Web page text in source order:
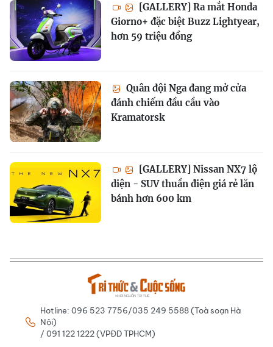
[GALLERY] Ra mắt Honda
Giorno+ đặc biệt Buzz Lightyear,
hơn 59 triệu đồng
Quân đội Nga đang mở cửa
đánh chiếm đầu cầu vào
Kramatorsk
[GALLERY] Nissan NX7 lộ
diện - SUV thuần điện giá rẻ lăn
bánh hơn 600 km
Hotline: 096 523 7756/035 249 5588 (Toà soạn Hà
Nội)
/ 091 122 1222 (VPĐD TPHCM)